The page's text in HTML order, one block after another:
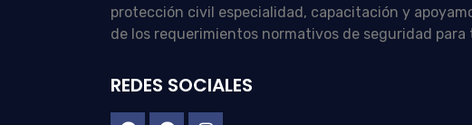
protección civil especialidad, capacitación y
de los requerimientos normativos de seguridad para
REDES SOCIALES